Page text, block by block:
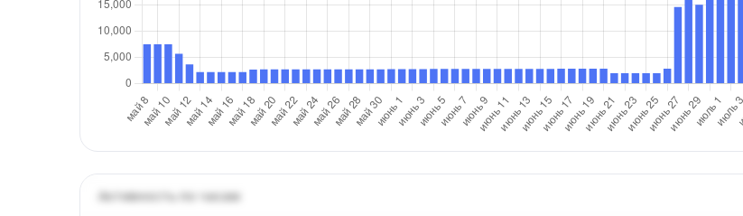
Активность по часам